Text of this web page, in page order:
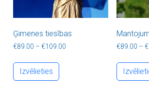
Ģimenes tiesības
€89.00 – €109.00 Price range: €89.00 through
Izvēlieties
€89.00 – €